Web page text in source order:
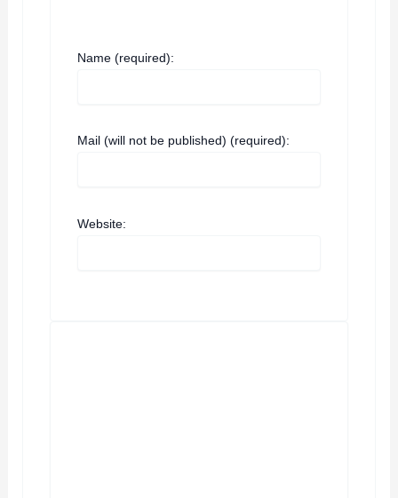
Name (required):
Mail (will not be published) (required):
Website: